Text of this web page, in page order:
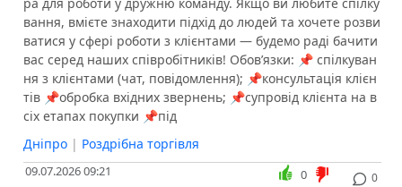
вання, вмієте знаходити підхід до людей та хочете розви
ватися у сфері роботи з клієнтами — будемо раді бачити
вас серед наших співробітників! Обов’язки: 📌 спілкуван
ня з клієнтами (чат, повідомлення); 📌консультація клієн
тів 📌обробка вхідних звернень; 📌супровід клієнта на в
сіх етапах покупки 📌під
Дніпро | Роздрібна торгівля
09.07.2026 09:21 0
0